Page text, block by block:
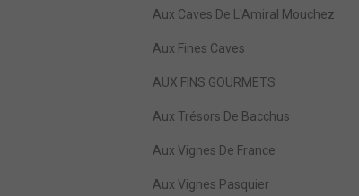
Aux Caves De L'Amiral Mouchez
Aux Fines Caves
AUX FINS GOURMETS
Aux Trésors De Bacchus
Aux Vignes De France
Aux Vignes Pasquier